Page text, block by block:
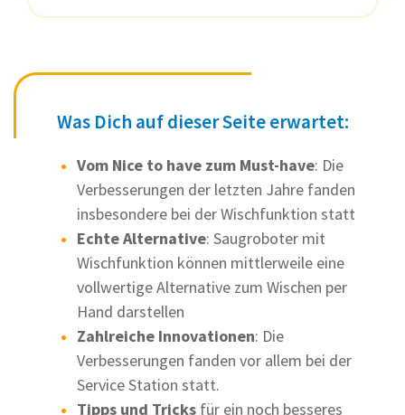
Was Dich auf dieser Seite erwartet:
Vom Nice to have zum Must-have: Die
Verbesserungen der letzten Jahre fanden
insbesondere bei der Wischfunktion statt
Echte Alternative: Saugroboter mit
Wischfunktion können mittlerweile eine
vollwertige Alternative zum Wischen per
Hand darstellen
Zahlreiche Innovationen: Die
Verbesserungen fanden vor allem bei der
Service Station statt.
Tipps und Tricks für ein noch besseres